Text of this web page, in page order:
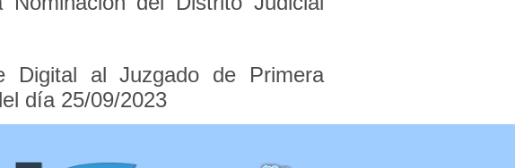
Digital al Juzgado de Primera
día 25/09/2023